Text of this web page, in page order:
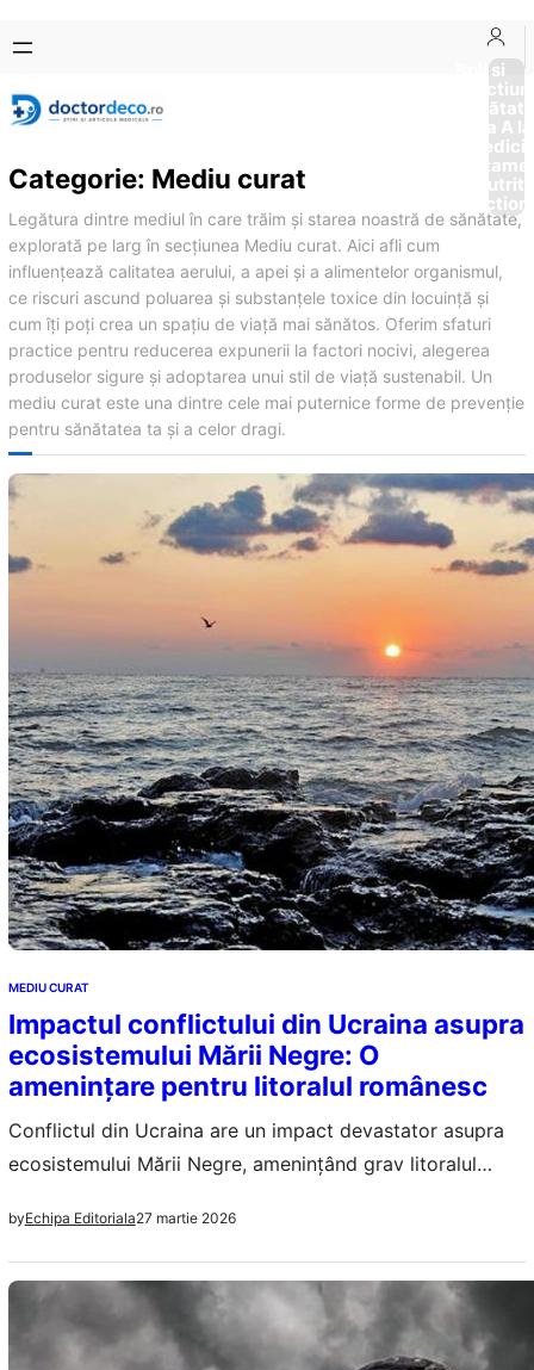
conținut
content
Boli si
Afectiuni
Sănătate
de la A
Categorie: Mediu curat
Legătura dintre mediul în care trăim și starea noastră de sănătate,
explorată pe larg în secțiunea Mediu curat. Aici afli cum
influențează calitatea aerului, a apei și a alimentelor organismul,
ce riscuri ascund poluarea și substanțele toxice din locuință și
cum îți poți crea un spațiu de viață mai sănătos. Oferim sfaturi
practice pentru reducerea expunerii la factori nocivi, alegerea
produselor sigure și adoptarea unui stil de viață sustenabil. Un
mediu curat este una dintre cele mai puternice forme de prevenție
pentru sănătatea ta și a celor dragi.
MEDIU CURAT
Impactul conflictului din Ucraina asupra
ecosistemului Mării Negre: O
amenințare pentru litoralul românesc
Conflictul din Ucraina are un impact devastator asupra
ecosistemului Mării Negre, amenințând grav litoralul
deteriorarea biodiversității sunt doar câteva dintre
efectele alarmante.
byEchipa Editoriala27 martie 2026